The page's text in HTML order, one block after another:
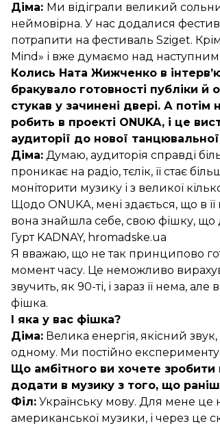
Діма: Ми відіграли великий
неймовірна. У нас додалися
потрапити на фестиваль Sziget.
Mind» і вже думаємо над
Колись Ната Жижченко в
бракувало готовності публіки й
стукав у зачинені двері. А
робить в проекті ONUKA, і це
аудиторії до нової
Діма: Думаю, аудиторія справді
проникає на радіо, тєлік, її стає
моніторити музику і з великої
Щодо ONUKA, мені здається, що в
вона знайшла себе, свою фішку,
Гурт KADNAY, hromadske.ua
Я вважаю, що не так принципово
момент часу. Це неможливо
звучить, як 90-ті, і зараз її нема,
фішка.
І яка у вас фішка?
Діма: Велика енергія, якісний
одному. Ми постійно
Що амбітного ви хочете зробити
додати в музику з того, що
Філ: Українську мову. Для мене це
американської музики, і через це